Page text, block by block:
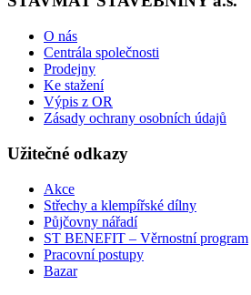
O nás
Centrála společnosti
Prodejny
Ke stažení
Výpis z OR
Zásady ochrany osobních údajů
Užitečné odkazy
Akce
Střechy a klempířské dílny
Půjčovny nářadí
ST BENEFIT – Věrnostní program
Pracovní postupy
Bazar